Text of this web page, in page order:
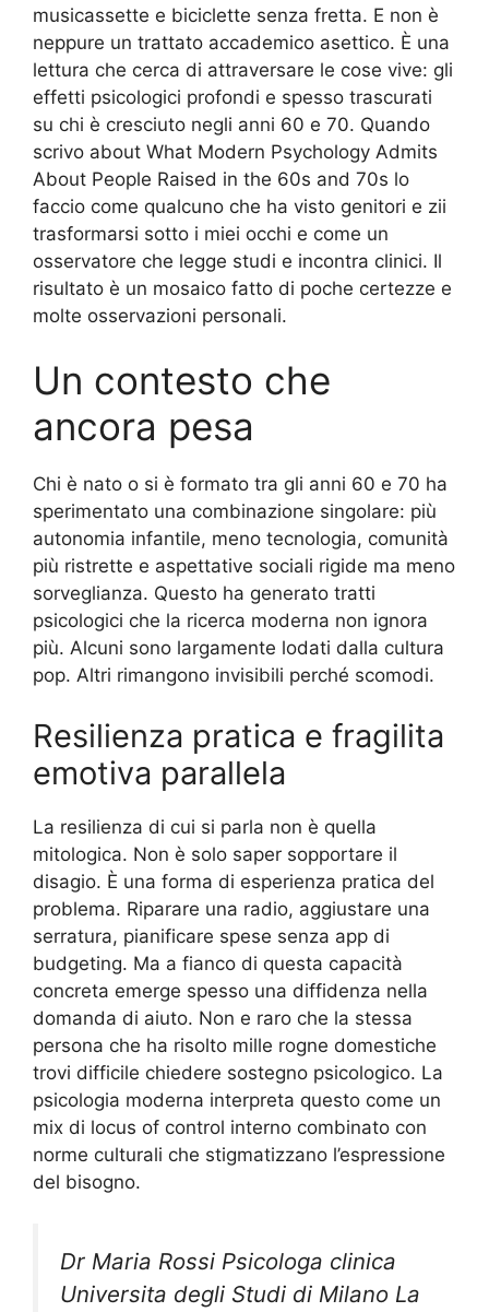
musicassette e biciclette senza fretta. E non è
neppure un trattato accademico asettico. È una
lettura che cerca di attraversare le cose vive: gli
effetti psicologici profondi e spesso trascurati
su chi è cresciuto negli anni 60 e 70. Quando
scrivo about What Modern Psychology Admits
About People Raised in the 60s and 70s lo
faccio come qualcuno che ha visto genitori e zii
trasformarsi sotto i miei occhi e come un
osservatore che legge studi e incontra clinici. Il
risultato è un mosaico fatto di poche certezze e
molte osservazioni personali.
Un contesto che
ancora pesa
Chi è nato o si è formato tra gli anni 60 e 70 ha
sperimentato una combinazione singolare: più
autonomia infantile, meno tecnologia, comunità
più ristrette e aspettative sociali rigide ma meno
sorveglianza. Questo ha generato tratti
psicologici che la ricerca moderna non ignora
più. Alcuni sono largamente lodati dalla cultura
pop. Altri rimangono invisibili perché scomodi.
Resilienza pratica e fragilita
emotiva parallela
La resilienza di cui si parla non è quella
mitologica. Non è solo saper sopportare il
disagio. È una forma di esperienza pratica del
problema. Riparare una radio, aggiustare una
serratura, pianificare spese senza app di
budgeting. Ma a fianco di questa capacità
concreta emerge spesso una diffidenza nella
domanda di aiuto. Non e raro che la stessa
persona che ha risolto mille rogne domestiche
trovi difficile chiedere sostegno psicologico. La
psicologia moderna interpreta questo come un
mix di locus of control interno combinato con
norme culturali che stigmatizzano l’espressione
del bisogno.
Dr Maria Rossi Psicologa clinica
Universita degli Studi di Milano La